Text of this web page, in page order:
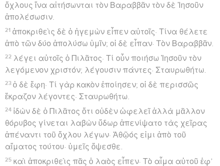
ὄχλους ἵνα αἰτήσωνται τὸν Βαραββᾶν τὸν δὲ Ἰησοῦν
ἀπολέσωσιν.
21 ἀποκριθεὶς δὲ ὁ ἡγεμὼν εἶπεν αὐτοῖς· Τίνα θέλετε
ἀπὸ τῶν δύο ἀπολύσω ὑμῖν; οἱ δὲ εἶπαν· Τὸν Βαραββᾶν.
22 λέγει αὐτοῖς ὁ Πιλᾶτος· Τί οὖν ποιήσω Ἰησοῦν τὸν
λεγόμενον χριστόν; λέγουσιν πάντες· Σταυρωθήτω.
23 ὁ δὲ ἔφη· Τί γὰρ κακὸν ἐποίησεν; οἱ δὲ περισσῶς
ἔκραζον λέγοντες· Σταυρωθήτω.
24 ἰδὼν δὲ ὁ Πιλᾶτος ὅτι οὐδὲν ὠφελεῖ ἀλλὰ μᾶλλον
θόρυβος γίνεται λαβὼν ὕδωρ ἀπενίψατο τὰς χεῖρας
ἀπέναντι τοῦ ὄχλου λέγων· Ἀθῷός εἰμι ἀπὸ τοῦ
αἵματος τούτου· ὑμεῖς ὄψεσθε.
25 καὶ ἀποκριθεὶς πᾶς ὁ λαὸς εἶπεν· Τὸ αἷμα αὐτοῦ ἐφ’